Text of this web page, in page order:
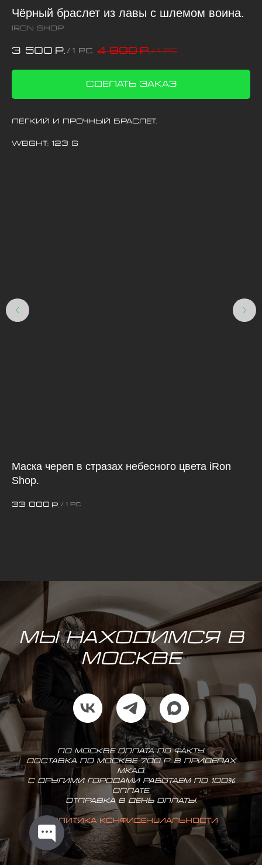
Чёрный браслет из лавы с шлемом воина.
iRon Shop
3 500 р. / 1 pc 4 900 р. / 1 pc
Сделать заказ
Лёгкий и прочный браслет.
Weight: 123 g
Маска череп в стразах небесного цвета iRon
Shop.
33 000 р. / 1 pc
Мы находимся в
Москве
По Москве оплата по факту.
Доставка по Москве 700 р. в приделах
МКАД.
С другими городами работаем по 100%
оплате.
Отправка в день оплаты.
Политика конфиденциальности